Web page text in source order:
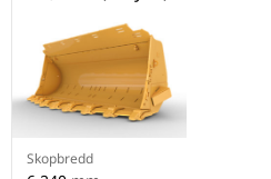
Skopbredd